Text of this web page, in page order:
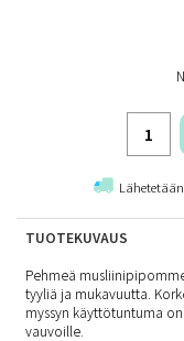
TUOTEKUVAUS
Pehmeä
tyyliä ja mukavuutta.
myssyn käyttötuntuma
vauvoille.